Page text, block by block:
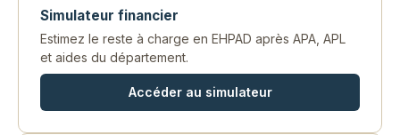
Simulateur financier
Estimez le reste à charge en EHPAD après APA, APL
et aides du département.
Accéder au simulateur